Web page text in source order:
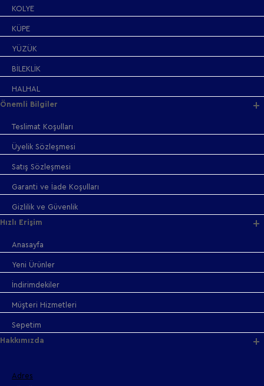
KOLYE
KÜPE
YÜZÜK
BİLEKLİK
HALHAL
Önemli Bilgiler
Teslimat Koşulları
Üyelik Sözleşmesi
Satış Sözleşmesi
Garanti ve İade Koşulları
Gizlilik ve Güvenlik
Hızlı Erişim
Anasayfa
Yeni Ürünler
İndirimdekiler
Müşteri Hizmetleri
Sepetim
Hakkımızda
Adres